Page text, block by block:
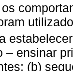
– ensinar
(b)